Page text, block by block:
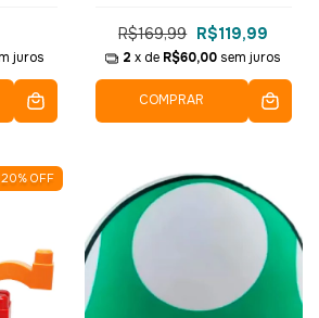
juros
R$169,99 R$119,99
2 x de R$60,00 sem juros
COMPRAR
20% OFF